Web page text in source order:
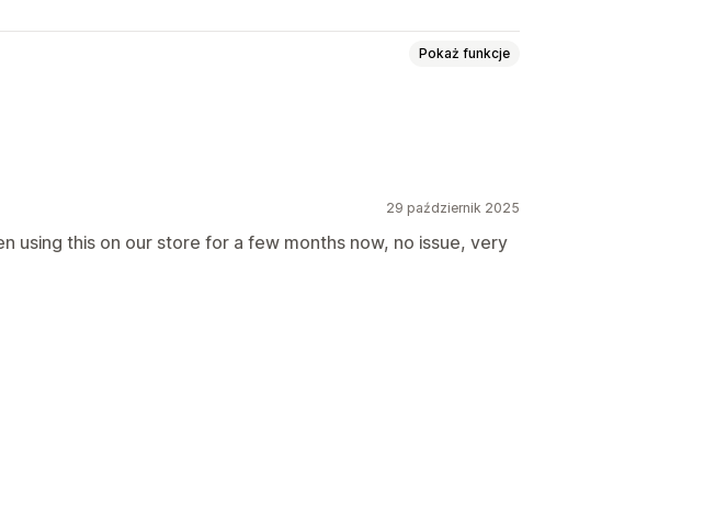
Pokaż funkcje
Linki i przyciski Tła
Niestandardowy CSS Emotikony Wielojęzyczne
na urządzeniach mobilnych
29 październik 2025
using this on our store for a few months now, no issue, very